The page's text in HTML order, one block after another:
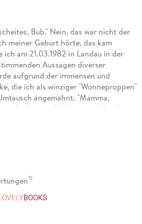
Bub." Nein, das war nicht der
meiner Geburt hörte, das kam
ich am 21.03.1982 in Landau in der
Aussagen diverser
aufgrund der immensen und
die ich als winziger "Wonneproppen"
angemahnt. "Mamma,
und lieber einen Hund
Vom Umtausch ausgeschlossen.
keine weiteren Details, das würde
kaputtmachen, zum anderen
für meine Memoiren übrig.
15